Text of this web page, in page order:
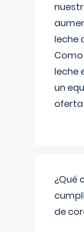
leche
leche
un
oferta
¿Qué
de